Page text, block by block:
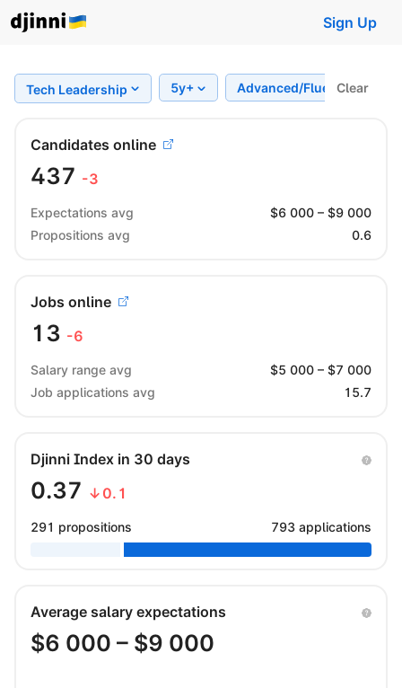
Sign Up
Tech Leadership 5y+ Advanced/FluentClear
Candidates online
437 -3
Expectations avg $6 000 – $9 000
Propositions avg
0.6
Jobs online
13 -6
Salary range avg $5 000 – $7 000
Job applications avg
15.7
Djinni Index in 30 days
0.37 ↓0.1
291 propositions 793 applications
Average salary expectations
$6 000 – $9 000